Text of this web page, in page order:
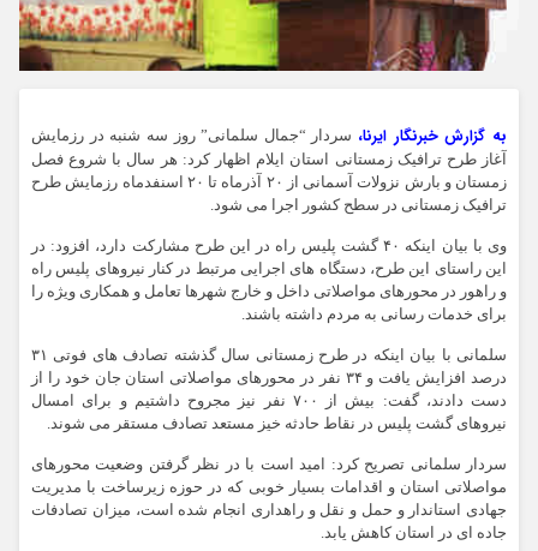
به گزارش خبرنگار ایرنا، سردار “جمال سلمانی” روز سه شنبه در رزمایش
آغاز طرح ترافیک زمستانی استان ایلام اظهار کرد: هر سال با شروع فصل
زمستان و بارش نزولات آسمانی از ۲۰ آذرماه تا ۲۰ اسنفدماه رزمایش طرح
ترافیک زمستانی در سطح کشور اجرا می شود.
وی با بیان اینکه ۴۰ گشت پلیس راه در این طرح مشارکت دارد، افزود: در
این راستای این طرح، دستگاه های اجرایی مرتبط در کنار نیروهای پلیس راه
و راهور در محورهای مواصلاتی داخل و خارج شهرها تعامل و همکاری ویژه را
برای خدمات رسانی به مردم داشته باشند.
سلمانی با بیان اینکه در طرح زمستانی سال گذشته تصادف های فوتی ۳۱
درصد افزایش یافت و ۳۴ نفر در محورهای مواصلاتی استان جان خود را از
دست دادند، گفت: بیش از ۷۰۰ نفر نیز مجروح داشتیم و برای امسال
نیروهای گشت پلیس در نقاط حادثه خیز مستعد تصادف مستقر می شوند.
سردار سلمانی تصریح کرد: امید است با در نظر گرفتن وضعیت محورهای
مواصلاتی استان و اقدامات بسیار خوبی که در حوزه زیرساخت با مدیریت
جهادی استاندار و حمل و نقل و راهداری انجام شده است، میزان تصادفات
جاده ای در استان کاهش یابد.